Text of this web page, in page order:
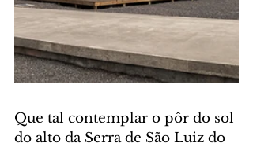
Que tal contemplar o pôr do sol
do alto da Serra de São Luiz do